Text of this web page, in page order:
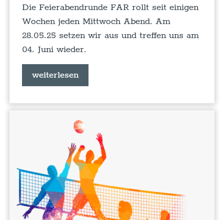
Die Feierabendrunde FAR rollt seit einigen
Wochen jeden Mittwoch Abend. Am
28.05.25 setzen wir aus und treffen uns am
04. Juni wieder.
weiterlesen